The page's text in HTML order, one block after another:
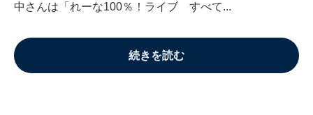
中さんは「れーな100％！ライブ すべて...
続きを読む